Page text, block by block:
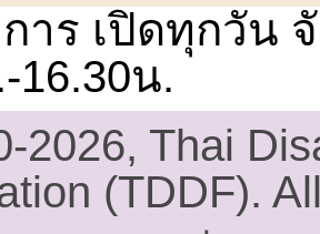
าร เปิดทุกวัน
16.30น.
2026, Thai
(TDDF).